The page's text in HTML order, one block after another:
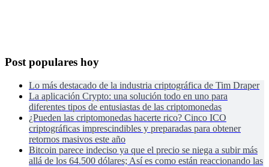
Post populares hoy
Lo más destacado de la industria criptográfica de Tim Draper
La aplicación Crypto: una solución todo en uno para
diferentes tipos de entusiastas de las criptomonedas
¿Pueden las criptomonedas hacerte rico? Cinco ICO
criptográficas imprescindibles y preparadas para obtener
retornos masivos este año
Bitcoin parece indeciso ya que el precio se niega a subir más
allá de los 64.500 dólares; Así es como están reaccionando las